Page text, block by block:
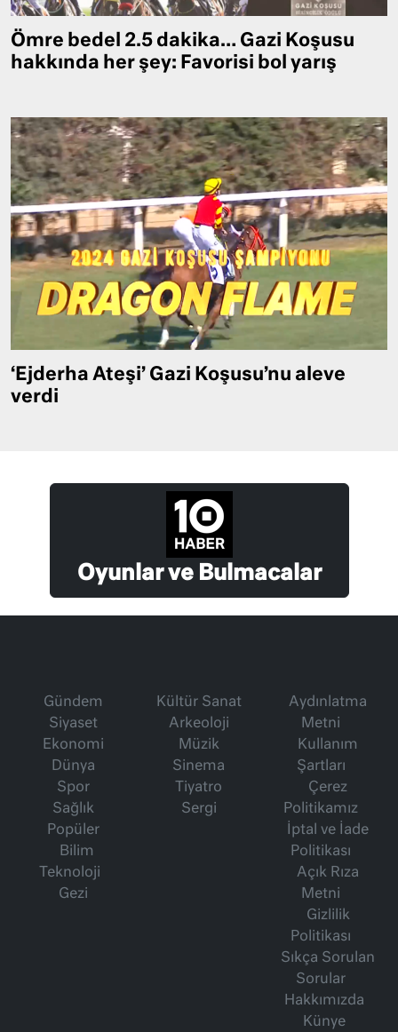
Ömre bedel 2.5 dakika… Gazi Koşusu
hakkında her şey: Favorisi bol yarış
‘Ejderha Ateşi’ Gazi Koşusu’nu aleve
verdi
Oyunlar ve Bulmacalar
Gündem
Siyaset
Ekonomi
Dünya
Spor
Sağlık
Popüler
Bilim
Teknoloji
Gezi
Kültür Sanat
Arkeoloji
Müzik
Sinema
Tiyatro
Sergi
Aydınlatma
Metni
Kullanım
Şartları
Çerez
Politikamız
İptal ve İade
Politikası
Açık Rıza
Metni
Gizlilik
Politikası
Sıkça Sorulan
Sorular
Hakkımızda
Künye